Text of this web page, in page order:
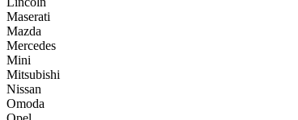
Maserati
Mazda
Mercedes
Mini
Mitsubishi
Nissan
Omoda